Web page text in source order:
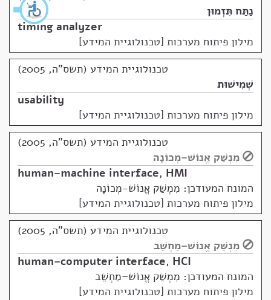
נַתַּח תִּזְמוּן
timing analyzer
מילון פיתוח מערכות [טכנולוגיית המידע]
טכנולוגיית המידע (תשס"ה, 2005)
שְׁמִישׁוּת
usability
מילון פיתוח מערכות [טכנולוגיית המידע]
טכנולוגיית המידע (תשס"ה, 2005)
מִנְשַׁק אֱנוֹשׁ–מְכוֹנָה
human–machine interface, HMI
המונח המעודכן: מִמְשַׁק אֱנוֹשׁ-מְכוֹנָה
מילון פיתוח מערכות [טכנולוגיית המידע]
טכנולוגיית המידע (תשס"ה, 2005)
מִנְשַׁק אֱנוֹשׁ–מַחְשֵׁב
human–computer interface, HCI
המונח המעודכן: מִמְשַׁק אֱנוֹשׁ–מַחְשֵׁב
מילון פיתוח מערכות [טכנולוגיית המידע]